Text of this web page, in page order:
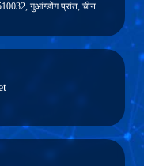
गुआंग्डोंग प्रांत, चीन